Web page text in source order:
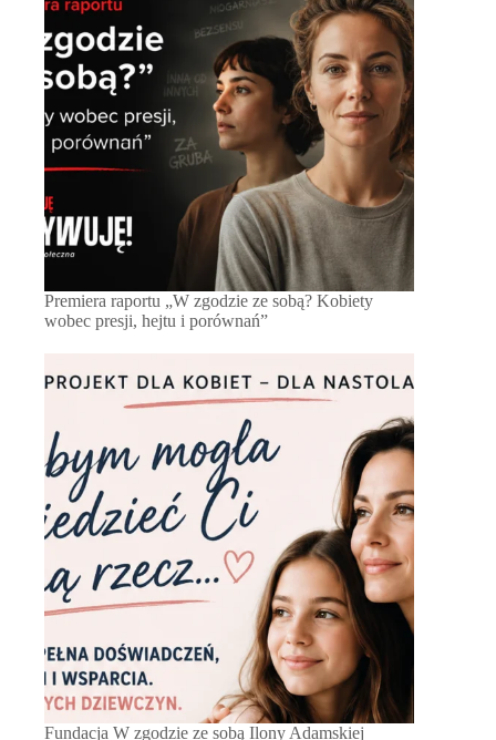
Premiera raportu „W zgodzie ze sobą? Kobiety
wobec presji, hejtu i porównań”
Fundacja W zgodzie ze sobą Ilony Adamskiej